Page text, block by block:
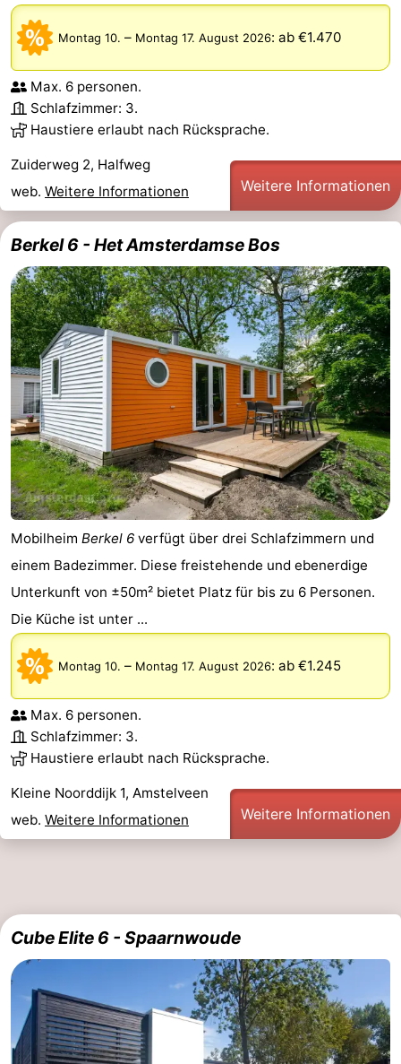
Montag 10. – Montag 17. August 2026: ab €1.470
Max. 6 personen.
Schlafzimmer: 3.
Haustiere erlaubt nach Rücksprache.
Zuiderweg 2, Halfweg
web. Weitere Informationen Weitere Informationen
Berkel 6 - Het Amsterdamse Bos
Mobilheim Berkel 6 verfügt über drei Schlafzimmern und
einem Badezimmer. Diese freistehende und ebenerdige
Unterkunft von ±50m² bietet Platz für bis zu 6 Personen.
Die Küche ist unter ...
Montag 10. – Montag 17. August 2026: ab €1.245
Max. 6 personen.
Schlafzimmer: 3.
Haustiere erlaubt nach Rücksprache.
Kleine Noorddijk 1, Amstelveen
web. Weitere Informationen Weitere Informationen
Cube Elite 6 - Spaarnwoude